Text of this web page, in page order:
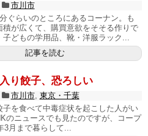
市川市
ぐらいのところにあるコーナン。も
積が広くて、購買意欲をそそる作りで
子どもの学用品、靴・洋服ラック...
記事を読む
り餃子、恐ろしい
市川市, 東京・千葉
子を食べて中毒症状を起こした人がい
のニュースでも見たのですが、コープ
3月まで暮らして...